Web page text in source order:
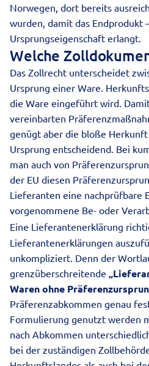
Norwegen, dort bereits
wurden, damit das Endprodukt
Ursprungseigenschaft erlangt.
Welche
Das Zollrecht unterscheidet
Ursprung einer Ware.
die Ware eingeführt wird.
vereinbarten
genügt aber die bloße
Ursprung entscheidend. Bei
man auch von
der EU diesen
Lieferanten eine nachprüfbare
vorgenommene Be- oder
Eine Lieferantenerklärung
Lieferantenerklärungen
unkompliziert. Denn der
grenzüberschreitende
Waren ohne
Präferenzabkommen genau
Formulierung genutzt werden
nach Abkommen
bei der zuständigen